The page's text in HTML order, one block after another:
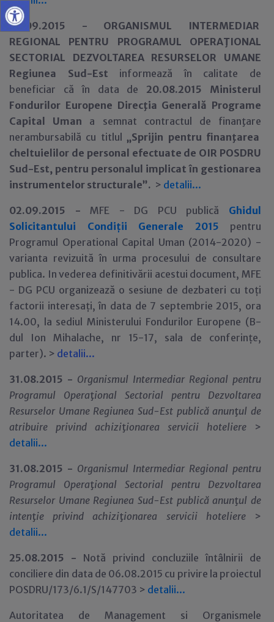
02.09.2015 - ORGANISMUL INTERMEDIAR
REGIONAL PENTRU PROGRAMUL OPERAŢIONAL
SECTORIAL DEZVOLTAREA RESURSELOR UMANE
Regiunea Sud-Est informează în calitate de
beneficiar că în data de 20.08.2015 Ministerul
Fondurilor Europene Direcţia Generală Programe
Capital Uman a semnat contractul de finanţare
nerambursabilă cu titlul „Sprijin pentru finanţarea
cheltuielilor de personal efectuate de OIR POSDRU
Sud-Est, pentru personalul implicat în gestionarea
instrumentelor structurale”. > detalii...
02.09.2015 -MFE - DG PCU publică Ghidul
Solicitantului Condiții Generale 2015
pentru
Programul Operational Capital Uman (2014-2020) -
varianta revizuită în urma procesului de consultare
publica. In vederea definitivării acestui document, MFE
- DG PCU organizează o sesiune de dezbateri cu toți
factorii interesați, în data de 7 septembrie 2015, ora
14.00, la sediul Ministerului Fondurilor Europene (B-
dul Ion Mihalache, nr 15-17, sala de conferințe,
parter). > detalii...
31.08.2015 - Organismul Intermediar Regional pentru
Programul Operaţional Sectorial pentru Dezvoltarea
Resurselor Umane Regiunea Sud-Est publică anunţul de
atribuire privind achiziţionarea servicii hoteliere >
detalii...
31.08.2015 - Organismul Intermediar Regional pentru
Programul Operaţional Sectorial pentru Dezvoltarea
Resurselor Umane Regiunea Sud-Est publică anunţul de
intenţie privind achiziţionarea servicii hoteliere >
detalii...
25.08.2015 - Notă privind concluziile întâlnirii de
conciliere din data de 06.08.2015 cu privire la proiectul
POSDRU/173/6.1/S/147703 > detalii...
Autoritatea de Management si Organismele